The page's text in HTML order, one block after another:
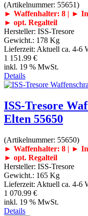
(Artikelnummer: 55651)
► Waffenhalter: 8 | ►
► opt. Regalteil
Hersteller: ISS-Tresore
Gewicht.: 178 Kg
Lieferzeit: Aktuell ca. 4-6
1 151.99 €
inkl. 19 % MwSt.
Details
ISS-Tresore
Elten 55650
(Artikelnummer: 55650)
► Waffenhalter: 8 | ►
► opt. Regalteil
Hersteller: ISS-Tresore
Gewicht.: 165 Kg
Lieferzeit: Aktuell ca. 4-6
1 070.99 €
inkl. 19 % MwSt.
Details